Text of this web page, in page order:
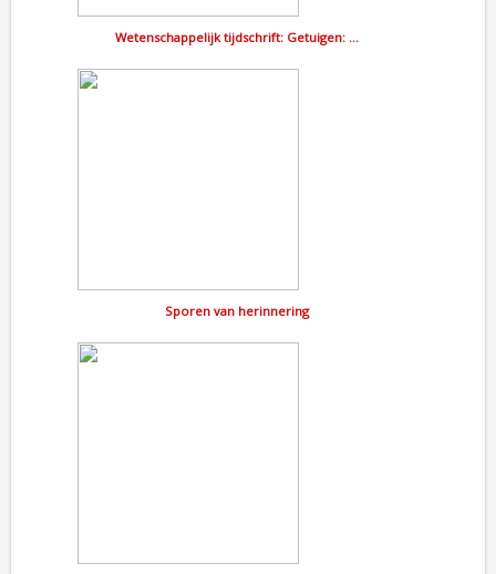
Wetenschappelijk tijdschrift: Getuigen: …
Sporen van herinnering